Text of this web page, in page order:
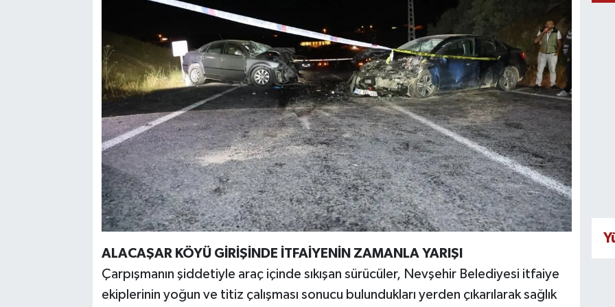
ALACAŞAR KÖYÜ GİRİŞİNDE İTFAİYENİN ZAMANLA YARIŞI
Çarpışmanın şiddetiyle araç içinde sıkışan sürücüler, Nevşehir Belediyesi itfaiye
ekiplerinin yoğun ve titiz çalışması sonucu bulundukları yerden çıkarılarak sağlık